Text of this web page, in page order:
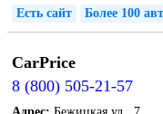
Есть сайт Более 100
CarPrice
8 (800) 505-21-57